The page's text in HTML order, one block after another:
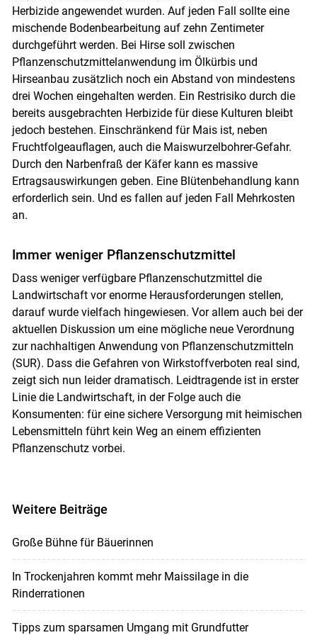
Herbizide angewendet wurden. Auf jeden Fall sollte eine
mischende Bodenbearbeitung auf zehn Zentimeter
durchgeführt werden. Bei Hirse soll zwischen
Pflanzenschutzmittelanwendung im Ölkürbis und
Hirseanbau zusätzlich noch ein Abstand von mindestens
drei Wochen eingehalten werden. Ein Restrisiko durch die
bereits ausgebrachten Herbizide für diese Kulturen bleibt
jedoch bestehen. Einschränkend für Mais ist, neben
Fruchtfolgeauflagen, auch die Maiswurzelbohrer-Gefahr.
Durch den Narbenfraß der Käfer kann es massive
Ertragsauswirkungen geben. Eine Blütenbehandlung kann
erforderlich sein. Und es fallen auf jeden Fall Mehrkosten
an.
Immer weniger Pflanzenschutzmittel
Dass weniger verfügbare Pflanzenschutzmittel die
Landwirtschaft vor enorme Herausforderungen stellen,
darauf wurde vielfach hingewiesen. Vor allem auch bei der
aktuellen Diskussion um eine mögliche neue Verordnung
zur nachhaltigen Anwendung von Pflanzenschutzmitteln
(SUR). Dass die Gefahren von Wirkstoffverboten real sind,
zeigt sich nun leider dramatisch. Leidtragende ist in erster
Linie die Landwirtschaft, in der Folge auch die
Konsumenten: für eine sichere Versorgung mit heimischen
Lebensmitteln führt kein Weg an einem effizienten
Pflanzenschutz vorbei.
Weitere Beiträge
Große Bühne für Bäuerinnen
In Trockenjahren kommt mehr Maissilage in die
Rinderrationen
Tipps zum sparsamen Umgang mit Grundfutter